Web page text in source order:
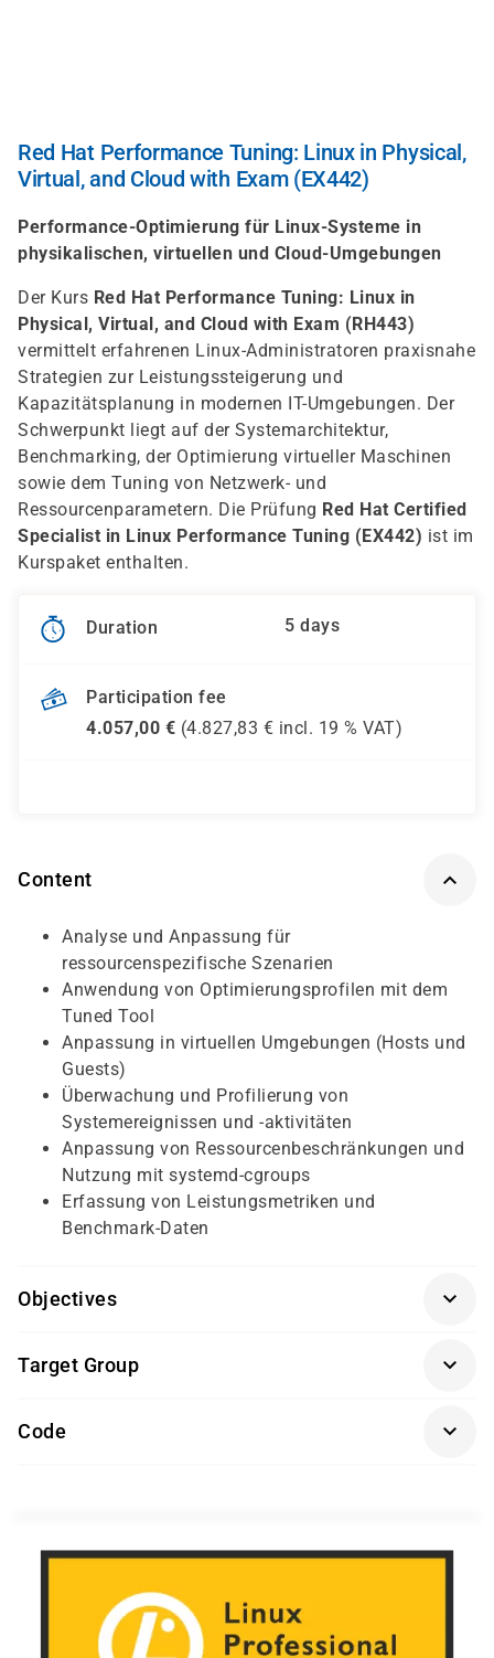
Red Hat Performance Tuning: Linux in Physical,
Virtual, and Cloud with Exam (EX442)
Performance-Optimierung für Linux-Systeme in
physikalischen, virtuellen und Cloud-Umgebungen
Der Kurs Red Hat Performance Tuning: Linux in
Physical, Virtual, and Cloud with Exam (RH443)
vermittelt erfahrenen Linux-Administratoren praxisnahe
Strategien zur Leistungssteigerung und
Kapazitätsplanung in modernen IT-Umgebungen. Der
Schwerpunkt liegt auf der Systemarchitektur,
Benchmarking, der Optimierung virtueller Maschinen
sowie dem Tuning von Netzwerk- und
Ressourcenparametern. Die Prüfung Red Hat Certified
Specialist in Linux Performance Tuning (EX442) ist im
Kurspaket enthalten.
Duration 5 days
Participation fee
4.057,00 € (4.827,83 € incl. 19 % VAT)
Content
Analyse und Anpassung für
ressourcenspezifische Szenarien
Anwendung von Optimierungsprofilen mit dem
Tuned Tool
Anpassung in virtuellen Umgebungen (Hosts und
Guests)
Überwachung und Profilierung von
Systemereignissen und -aktivitäten
Anpassung von Ressourcenbeschränkungen und
Nutzung mit systemd-cgroups
Erfassung von Leistungsmetriken und
Benchmark-Daten
Objectives
Red Hat Certified Engineer (RHCE®) oder
vergleichbare Kenntnisse und Erfahrung mit Red
Target Group
Erfahrene Linux-Systemadministratoren
Code